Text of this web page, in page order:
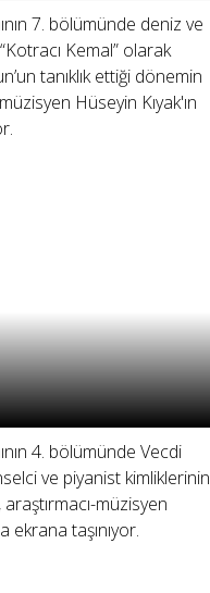
7. bölümünde deniz ve
Kemal” olarak
tanıklık ettiği dönemin
Hüseyin Kıyak'ın
4. bölümünde Vecdi
ve piyanist kimliklerinin
müzisyen
ekrana taşınıyor.